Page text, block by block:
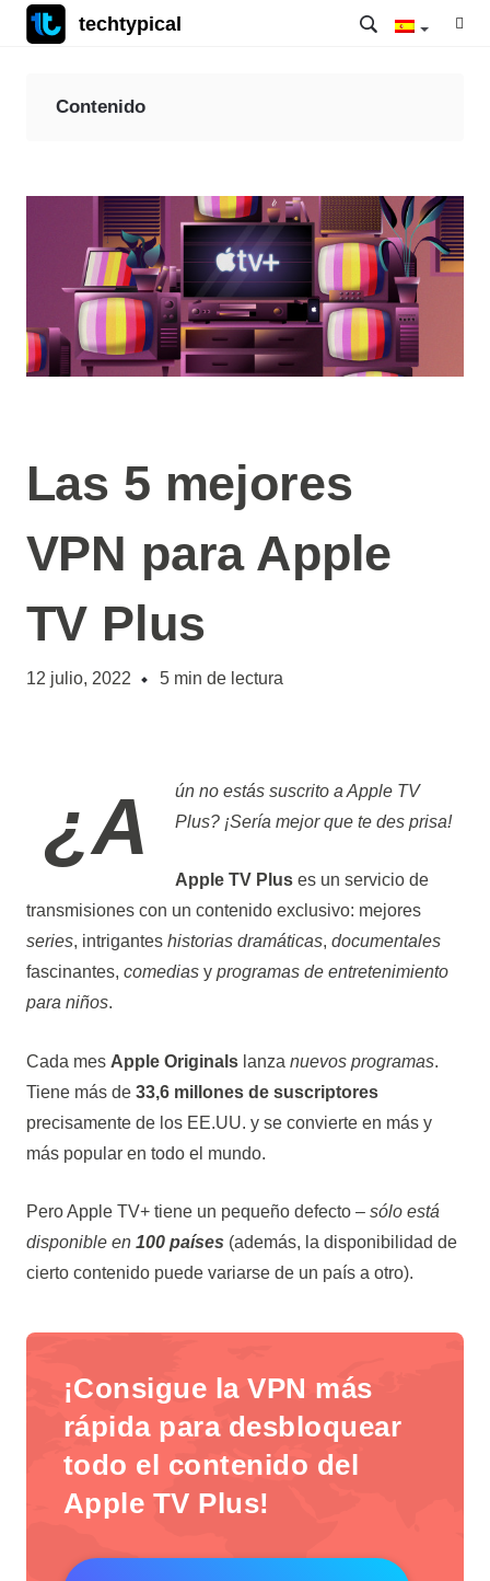
techtypical
Las 5 mejores
VPN para Apple
TV Plus
12 julio, 2022 5 min de lectura
¿Aún no estás suscrito a Apple TV Plus? ¡Sería mejor que te des prisa!
Apple TV Pluses un servicio de
transmisiones con un contenido exclusivo: mejores
series, intrigantes historias dramáticas, documentales
fascinantes, comediasy programas de entretenimiento
para niños.
Cada mes Apple Originalslanza nuevos programas.
Tiene más de 33,6 millones de suscriptores
precisamente de los EE.UU. y se convierte en más y
más popular en todo el mundo.
PeroApple TV+tiene un pequeño defecto – sólo está
disponible en 100 países (además, la disponibilidad de
cierto contenido puede variarse de un país a otro).
¡Consigue la VPN más
rápida para desbloquear
todo el contenido del
Apple TV Plus!
Contenido